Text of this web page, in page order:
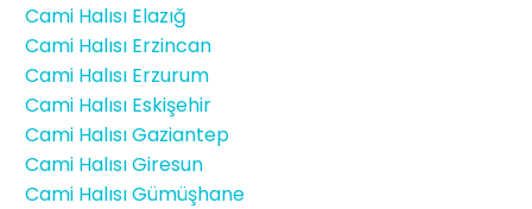
Cami Halısı Elazığ
Cami Halısı Erzincan
Cami Halısı Erzurum
Cami Halısı Eskişehir
Cami Halısı Gaziantep
Cami Halısı Giresun
Cami Halısı Gümüşhane